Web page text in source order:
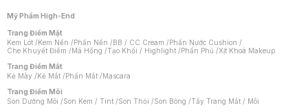
Mỹ Phẩm High-End
Trang Điểm Mặt
Kem Lót /Kem Nền /Phấn Nền /BB / CC Cream /Phấn Nước Cushion /
Che Khuyết Điểm /Má Hồng /Tạo Khối / Highlight /Phấn Phủ /Xịt Khoá Makeup
Trang Điểm Mắt
Kẻ Mày /Kẻ Mắt /Phấn Mắt /Mascara
Trang Điểm Môi
Son Dưỡng Môi /Son Kem / Tint /Son Thỏi /Son Bóng /Tẩy Trang Mắt / Môi